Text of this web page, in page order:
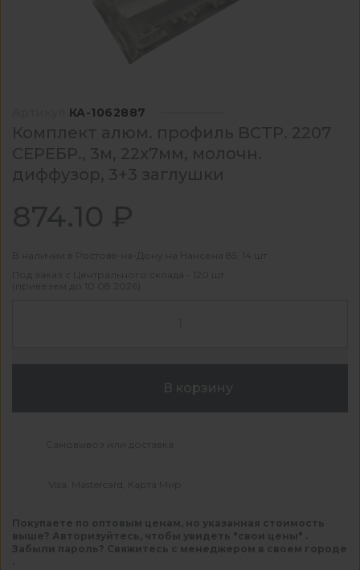
КА-1062887
Комплект алюм. профиль ВСТР. 2207
СЕРЕБР., 3м, 22х7мм, молочн.
диффузор, 3+3 заглушки
874.10 ₽
В наличии в Ростовe-на-Дону на Нансена 85: 14 шт
Под заказ с Центрального склада - 120 шт
(привезем до 10.08.2026)
В корзину
Самовывоз или доставка
Visa, Mastercard, Карта Мир
Покупаете по оптовым ценам, но указанная стоимость
выше? Авторизуйтесь, чтобы увидеть "свои цены" .
Забыли пароль? Свяжитесь с менеджером в своем городе